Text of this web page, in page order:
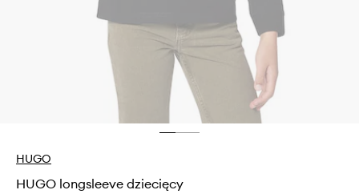
HUGO
HUGO longsleeve dziecięcy